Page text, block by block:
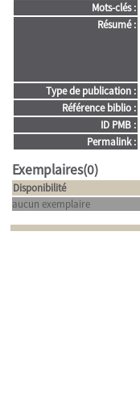
Mots-clés :
Résumé :
Type de publication :
Référence biblio :
ID PMB :
Permalink :
Exemplaires(0)
Disponibilité
aucun exemplaire